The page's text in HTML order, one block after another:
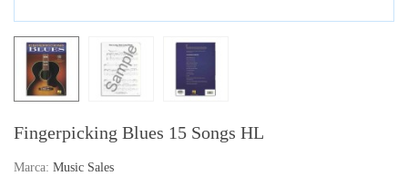
Fingerpicking Blues 15 Songs HL
Marca: Music Sales